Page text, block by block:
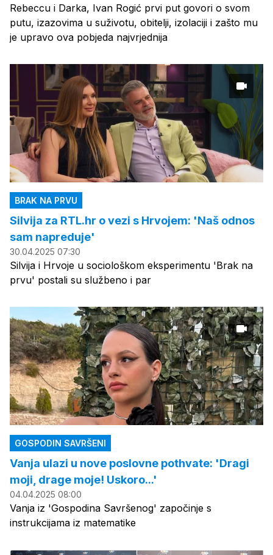
Rebeccu i Darka, Ivan Rogić prvi put govori o svom
putu, izazovima u suživotu, obitelji, izolaciji i zašto mu
je upravo ova pobjeda najvrjednija
BRAK NA PRVU
Silvija za RTL.hr o vezi s Hrvojem: 'Naš odnos
sam napreduje'
30.04.2025 07:30
Silvija i Hrvoje u sociološkom eksperimentu 'Brak na
prvu' postali su službeno i par
GOSPODIN SAVRŠENI
Vanja ulazi u nove poslovne pothvate: 'Dragi
moji, drage moje! Uskoro...'
04.04.2025 08:00
Vanja iz 'Gospodina Savršenog' započinje s
instrukcijama iz matematike